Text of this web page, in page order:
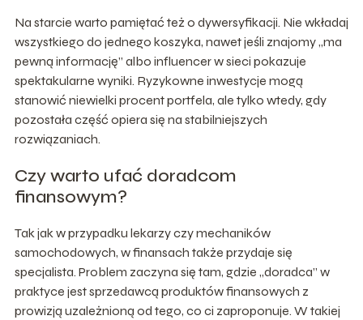
Na starcie warto pamiętać też o dywersyfikacji. Nie wkładaj
wszystkiego do jednego koszyka, nawet jeśli znajomy „ma
pewną informację” albo influencer w sieci pokazuje
spektakularne wyniki. Ryzykowne inwestycje mogą
stanowić niewielki procent portfela, ale tylko wtedy, gdy
pozostała część opiera się na stabilniejszych
rozwiązaniach.
Czy warto ufać doradcom
finansowym?
Tak jak w przypadku lekarzy czy mechaników
samochodowych, w finansach także przydaje się
specjalista. Problem zaczyna się tam, gdzie „doradca” w
praktyce jest sprzedawcą produktów finansowych z
prowizją uzależnioną od tego, co ci zaproponuje. W takiej